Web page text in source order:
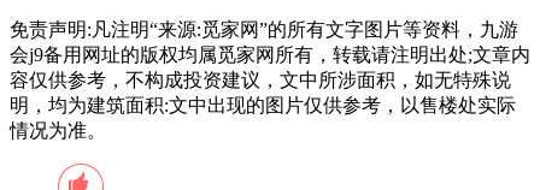
免责声明:凡注明“来源:觅家网”的所有文字图片等资料，九游
会j9备用网址的版权均属觅家网所有，转载请注明出处;文章内
容仅供参考，不构成投资建议，文中所涉面积，如无特殊说
明，均为建筑面积:文中出现的图片仅供参考，以售楼处实际
情况为准。